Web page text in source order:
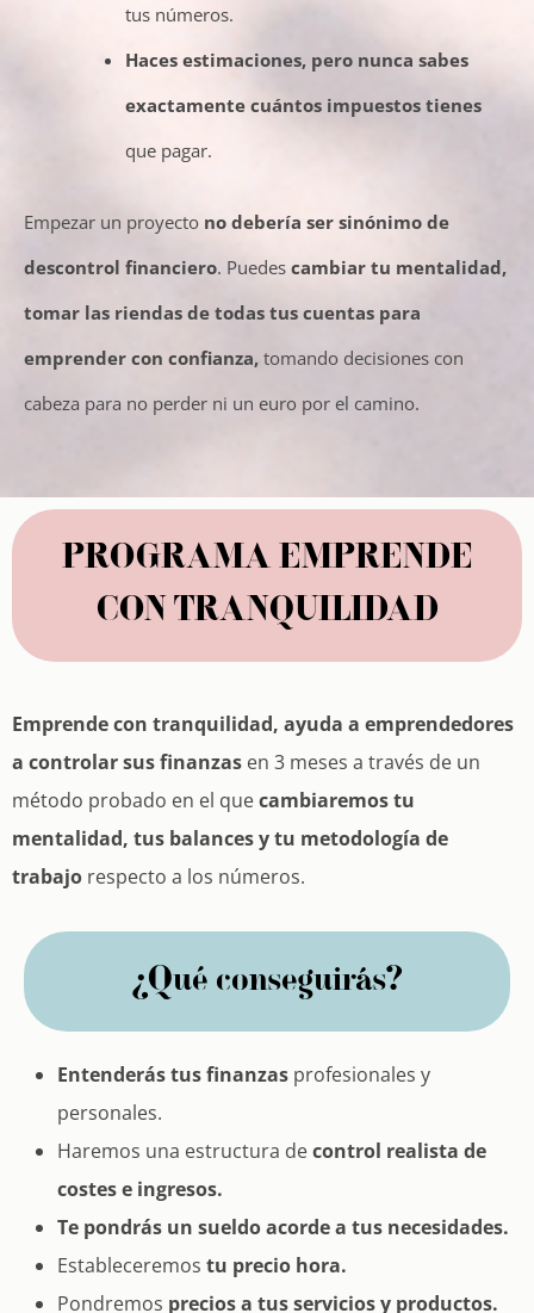
tus números.
Haces estimaciones, pero nunca sabes
exactamente cuántos impuestos tienes
que pagar.
Empezar un proyecto no debería ser sinónimo de
descontrol financiero. Puedes cambiar tu mentalidad,
tomar las riendas de todas tus cuentas para
emprender con confianza, tomando decisiones con
cabeza para no perder ni un euro por el camino.
PROGRAMA EMPRENDE
CON TRANQUILIDAD
Emprende con tranquilidad, ayuda a emprendedores
a controlar sus finanzas en 3 meses a través de un
método probado en el quecambiaremos tu
mentalidad, tus balances y tu metodología de
trabajo respecto a los números.
¿Qué conseguirás?
Entenderás tus finanzas profesionales y
personales.
Haremos una estructura decontrol realista de
costes e ingresos.
Te pondrás un sueldo acorde a tus necesidades.
Estableceremos tu precio hora.
Pondremos precios a tus servicios y productos.